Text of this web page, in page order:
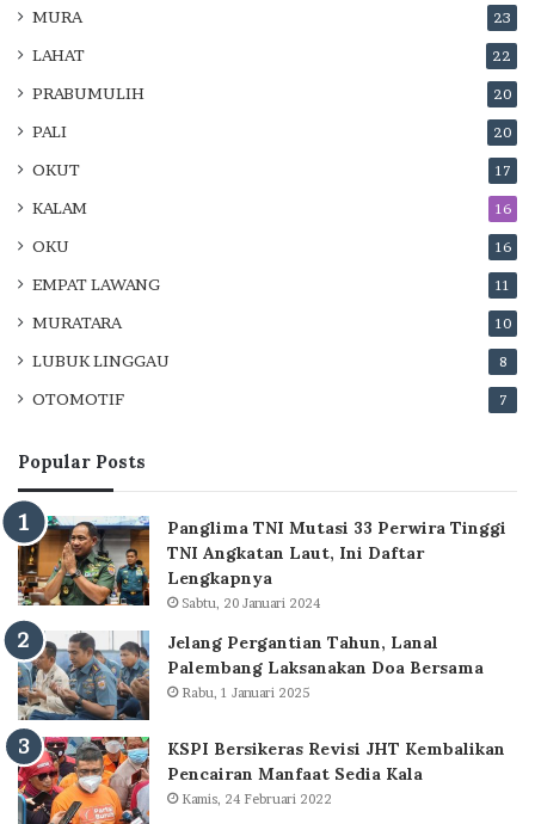
MURA 23
LAHAT 22
PRABUMULIH 20
PALI 20
OKUT 17
KALAM 16
OKU 16
EMPAT LAWANG 11
MURATARA 10
LUBUK LINGGAU 8
OTOMOTIF 7
Popular Posts
Panglima TNI Mutasi 33 Perwira Tinggi
TNI Angkatan Laut, Ini Daftar
Lengkapnya
Sabtu, 20 Januari 2024
Jelang Pergantian Tahun, Lanal
Palembang Laksanakan Doa Bersama
Rabu, 1 Januari 2025
KSPI Bersikeras Revisi JHT Kembalikan
Pencairan Manfaat Sedia Kala
Kamis, 24 Februari 2022